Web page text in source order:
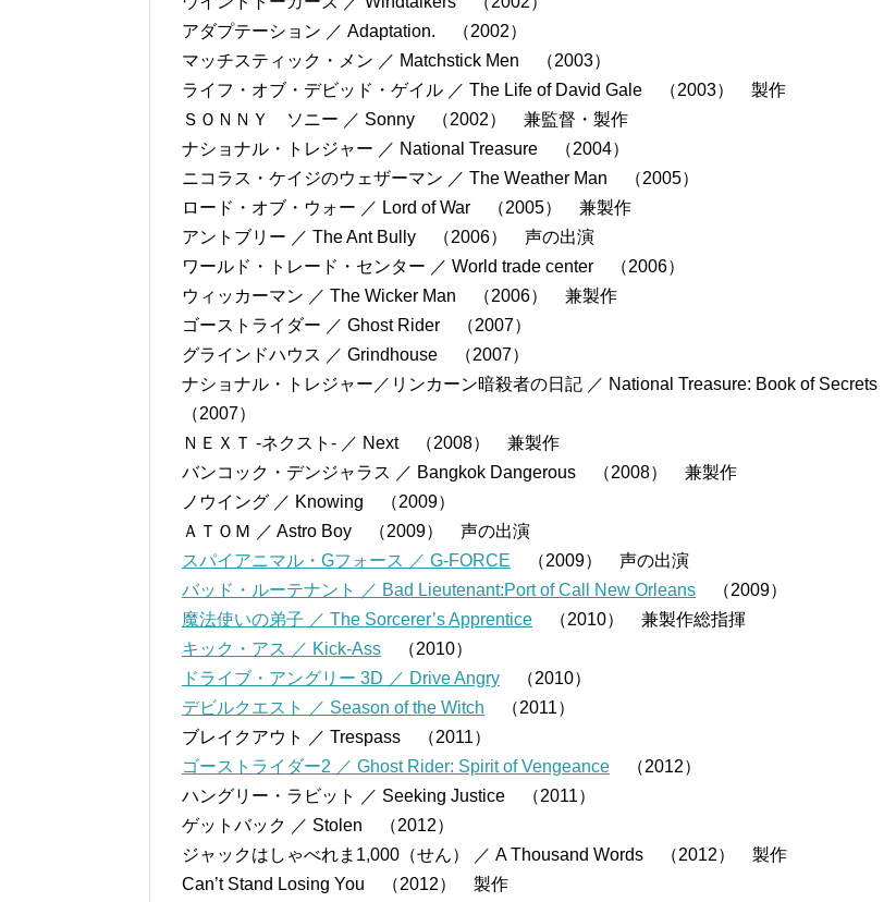
アダプテーション ／ Adaptation. （2002）
マッチスティック・メン ／ Matchstick Men （2003）
ライフ・オブ・デビッド・ゲイル ／ The Life of David Gale （2003） 製作
ＳＯＮＮＹ ソニー ／ Sonny （2002） 兼監督・製作
ナショナル・トレジャー ／ National Treasure （2004）
ニコラス・ケイジのウェザーマン ／ The Weather Man （2005）
ロード・オブ・ウォー ／ Lord of War （2005） 兼製作
アントブリー ／ The Ant Bully （2006） 声の出演
ワールド・トレード・センター ／ World trade center （2006）
ウィッカーマン ／ The Wicker Man （2006） 兼製作
ゴーストライダー ／ Ghost Rider （2007）
グラインドハウス ／ Grindhouse （2007）
ナショナル・トレジャー／リンカーン暗殺者の日記 ／ National Treasure: Book of Secrets
（2007）
ＮＥＸＴ -ネクスト- ／ Next （2008） 兼製作
バンコック・デンジャラス ／ Bangkok Dangerous （2008） 兼製作
ノウイング ／ Knowing （2009）
ＡＴＯＭ ／ Astro Boy （2009） 声の出演
スパイアニマル・Gフォース ／ G-FORCE （2009） 声の出演
バッド・ルーテナント ／ Bad Lieutenant:Port of Call New Orleans （2009）
魔法使いの弟子 ／ The Sorcerer’s Apprentice （2010） 兼製作総指揮
キック・アス ／ Kick-Ass （2010）
ドライブ・アングリー 3D ／ Drive Angry （2010）
デビルクエスト ／ Season of the Witch （2011）
ブレイクアウト ／ Trespass （2011）
ゴーストライダー2 ／ Ghost Rider: Spirit of Vengeance （2012）
ハングリー・ラビット ／ Seeking Justice （2011）
ゲットバック ／ Stolen （2012）
ジャックはしゃべれま1,000（せん） ／ A Thousand Words （2012） 製作
Can’t Stand Losing You （2012） 製作